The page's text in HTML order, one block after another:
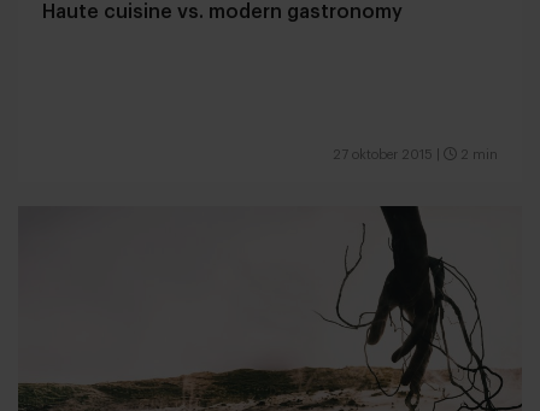
Haute cuisine vs. modern gastronomy
27 oktober 2015 2 min